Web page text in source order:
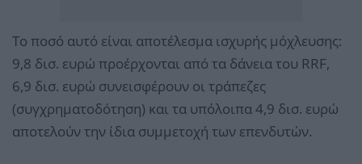
Το ποσό αυτό είναι αποτέλεσμα ισχυρής μόχλευσης:
9,8 δισ. ευρώ προέρχονται από τα δάνεια του RRF,
6,9 δισ. ευρώ συνεισφέρουν οι τράπεζες
(συγχρηματοδότηση) και τα υπόλοιπα 4,9 δισ. ευρώ
αποτελούν την ίδια συμμετοχή των επενδυτών.